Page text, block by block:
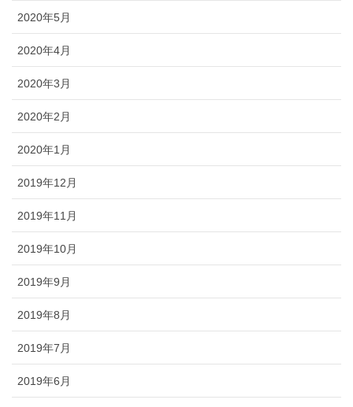
2020年5月
2020年4月
2020年3月
2020年2月
2020年1月
2019年12月
2019年11月
2019年10月
2019年9月
2019年8月
2019年7月
2019年6月